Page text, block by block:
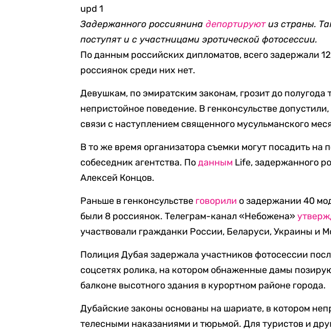
upd 1
Задержанного россиянинадепортируютиз страны.
поступят и с участницами эротической фотосессии.
По данным российских дипломатов, всего задержали
россиянок среди них нет.
Девушкам, по эмиратским законам, грозит до полугода
непристойное поведение. В генконсульстве
связи с наступлением священного мусульманского
В то же время организатора съемки могут посадить на
собеседник агентства. Поданным Life, задержанного
Алексей Концов.
Раньше в генконсульстве говорили о задержании 40
были 8 россиянок. Телеграм-канал «Небожена»утвер
участвовали гражданки России, Беларуси, Украины и
Полиция Дубая задержала участников фотосессии
соцсетях ролика, на котором обнаженные дамы
балконе высотного здания в курортном районе города.
Дубайские законы основаны на шариате, в котором
телесными наказаниями и тюрьмой. Для туристов и